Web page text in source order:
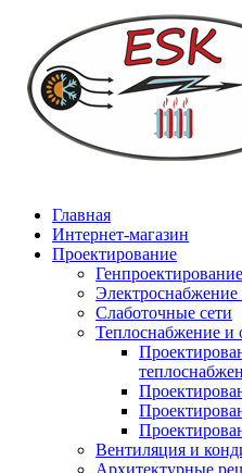
Главная
Интернет-магазин
Проектирование
Генпроектирование
Слаботочные сети
Теплоснабжение и
Вентиляция и
Архитектурные